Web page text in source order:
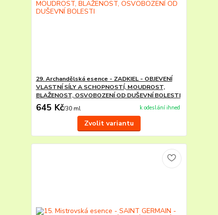
29. Archandělská esence - ZADKIEL - OBJEVENÍ
VLASTNÍ SÍLY A SCHOPNOSTÍ, MOUDROST,
BLAŽENOST, OSVOBOZENÍ OD DUŠEVNÍ BOLESTI
645 Kč/30 ml k odeslání ihned
Zvolit variantu